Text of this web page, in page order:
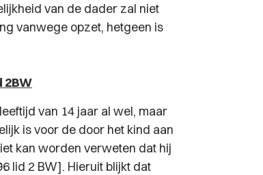
van de dader zal niet
vanwege opzet, hetgeen is
2BW
van 14 jaar al wel, maar
is voor de door het kind aan
kan worden verweten dat hij
lid 2 BW]. Hieruit blijkt dat